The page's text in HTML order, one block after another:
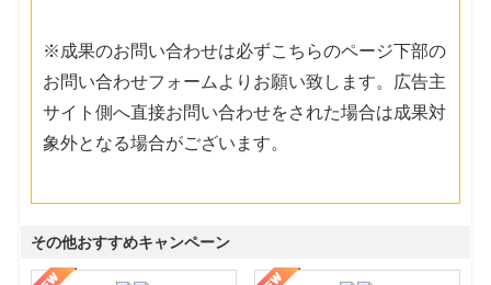
※成果のお問い合わせは必ずこちらのページ下部の
お問い合わせフォームよりお願い致します。広告主
サイト側へ直接お問い合わせをされた場合は成果対
象外となる場合がございます。
その他おすすめキャンペーン